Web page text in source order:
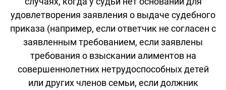
удовлетворения заявления о выдаче судебного
приказа (например, если ответчик не согласен с
заявленным требованием, если заявлены
требования о взыскании алиментов на
совершеннолетних нетрудоспособных детей
или других членов семьи, если должник